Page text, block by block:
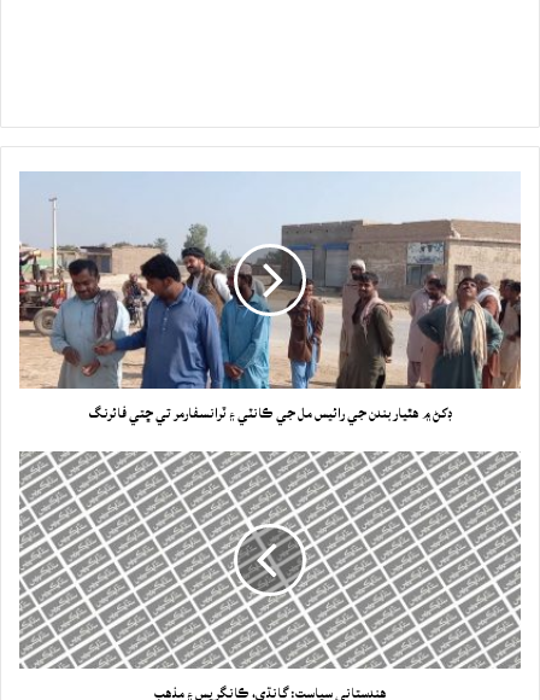
ڊکڻ ۾ هٿياربندن جي رائيس مل جي ڪانٽي ۽ ٽرانسفارمر تي ڇتي فائرنگ
هندستاني سياست: گانڌي، ڪانگريس ۽ مذهب